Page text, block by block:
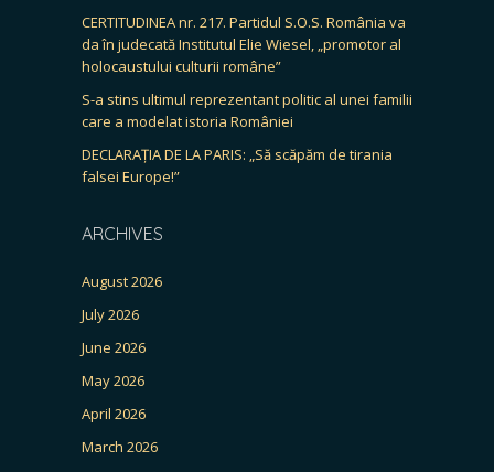
CERTITUDINEA nr. 217. Partidul S.O.S. România va
da în judecată Institutul Elie Wiesel, „promotor al
holocaustului culturii române”
S-a stins ultimul reprezentant politic al unei familii
care a modelat istoria României
DECLARAȚIA DE LA PARIS: „Să scăpăm de tirania
falsei Europe!”
ARCHIVES
August 2026
July 2026
June 2026
May 2026
April 2026
March 2026